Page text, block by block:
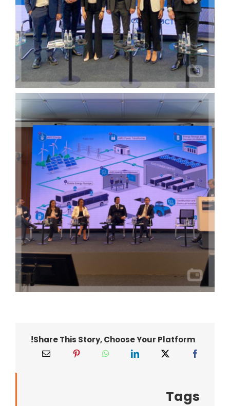
Share This Story, Choose Your Platform!
Tags